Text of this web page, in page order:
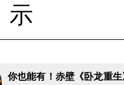
你也能有！赤壁《卧龙重